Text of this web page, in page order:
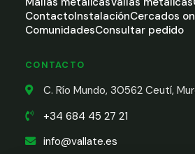
ContactoInstalaciónCercados
ComunidadesConsultar pedido
CONTACTO
C. Río Mundo, 30562 Ceutí,
+34 684 45 27 21
info@vallate.es